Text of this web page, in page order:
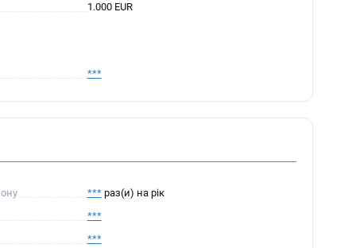
1.000 EUR
***
*** раз(и) на рік
***
***